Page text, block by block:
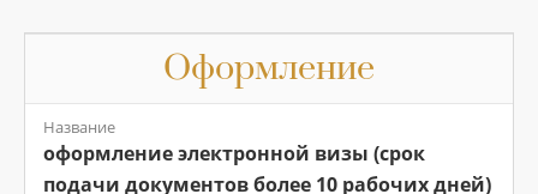
Оформление
Название
оформление электронной визы (срок
подачи документов более 10 рабочих дней)